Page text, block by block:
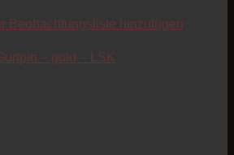
Beobachtungsliste hinzufügen
– gold – LSK